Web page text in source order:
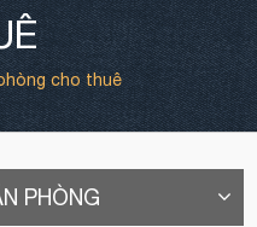
cho thuê
PHÒNG